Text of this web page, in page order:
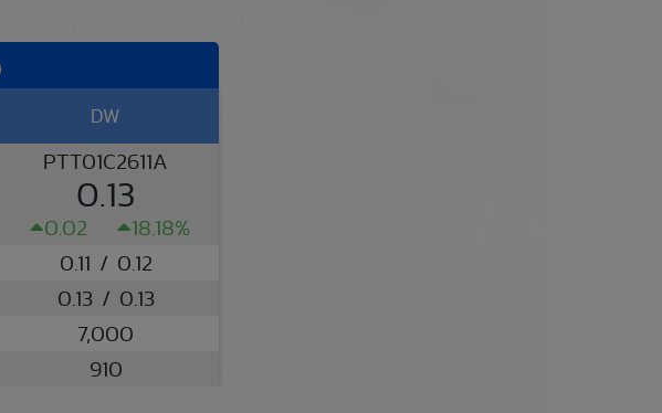
DW
PTT01C2611A
0.13
0.02
18.18%
0.11 / 0.12
0.13 / 0.13
7,000
910